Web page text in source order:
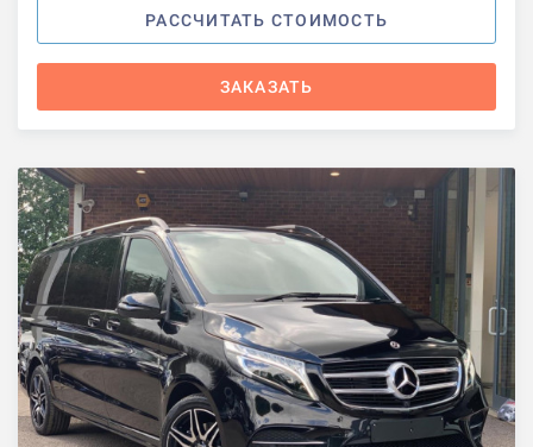
РАССЧИТАТЬ СТОИМОСТЬ
ЗАКАЗАТЬ